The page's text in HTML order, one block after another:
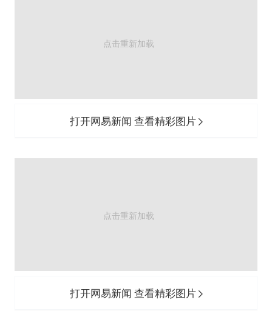
打开网易新闻 查看精彩图片
打开网易新闻 查看精彩图片